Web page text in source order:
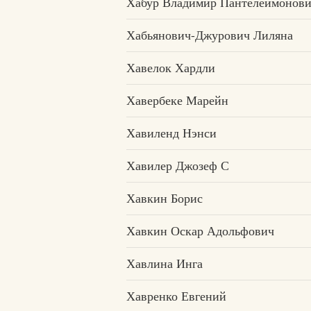
Хабьянович-Джурович Лиляна
Хавелок Хардли
Хавербеке Марейн
Хавиленд Нэнси
Хавилер Джозеф С
Хавкин Борис
Хавкин Оскар Адольфович
Хавлина Инга
Хавренко Евгений